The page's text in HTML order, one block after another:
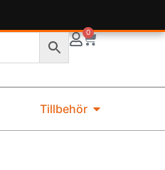
0
Tillbehör